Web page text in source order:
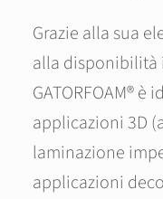
Grazie alla sua
alla disponibilità
GATORFOAM®
applicazioni 3D
laminazione
applicazioni